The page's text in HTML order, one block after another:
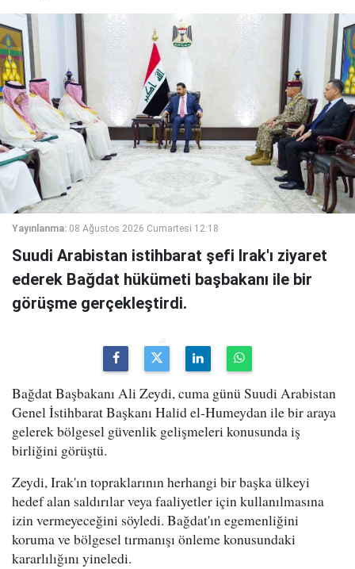
Yayınlanma: 08 Ağustos 2026 Cumartesi 12:18
Suudi Arabistan istihbarat şefi Irak'ı ziyaret
ederek Bağdat hükümeti başbakanı ile bir
görüşme gerçekleştirdi.
Bağdat Başbakanı Ali Zeydi, cuma günü Suudi Arabistan
Genel İstihbarat Başkanı Halid el-Humeydan ile bir araya
gelerek bölgesel güvenlik gelişmeleri konusunda iş
birliğini görüştü.
Zeydi, Irak'ın topraklarının herhangi bir başka ülkeyi
hedef alan saldırılar veya faaliyetler için kullanılmasına
izin vermeyeceğini söyledi. Bağdat'ın egemenliğini
koruma ve bölgesel tırmanışı önleme konusundaki
kararlılığını yineledi.